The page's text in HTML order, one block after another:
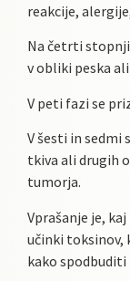
reakcije,
Na četrti stopnji
v obliki peska
V peti fazi se
V šesti in sedmi
tkiva ali drugih
tumorja.
Vprašanje je,
učinki toksinov,
kako